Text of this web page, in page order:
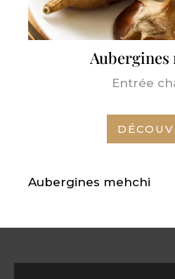
Aubergines
Entrée
Aubergines mehchi